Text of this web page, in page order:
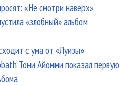
«Не смотри наверх»
«злобный» альбом
с ума от «Луизы»
Тони Айомми показал первую